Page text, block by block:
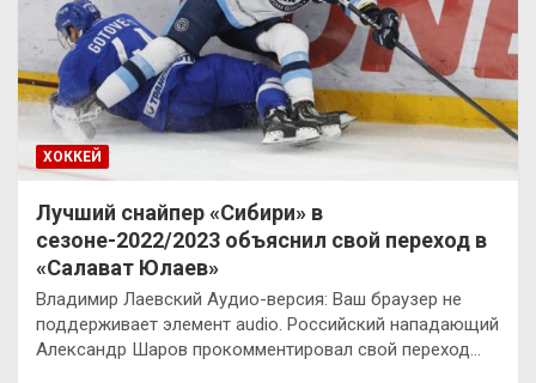
ХОККЕЙ
Лучший снайпер «Сибири» в
сезоне-2022/2023 объяснил свой переход в
«Салават Юлаев»
Владимир Лаевский Аудио-версия: Ваш браузер не
поддерживает элемент audio. Российский нападающий
Александр Шаров прокомментировал свой переход…